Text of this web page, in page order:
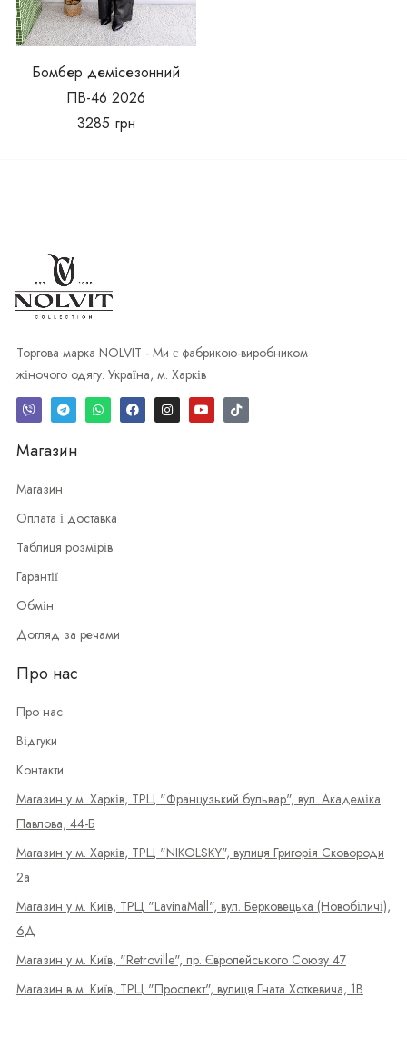
Бомбер демісезонний
ПВ-46 2026
3285 грн
Торгова марка NOLVIT - Ми є фабрикою-виробником
жіночого одягу. Україна, м. Харків
Магазин
Магазин
Оплата і доставка
Таблиця розмірів
Гарантії
Обмін
Догляд за речами
Про нас
Про нас
Відгуки
Контакти
Магазин у м. Харків, ТРЦ "Французький бульвар", вул. Академіка
Павлова, 44-Б
Магазин у м. Харків, ТРЦ "NIKOLSKY", вулиця Григорія Сковороди
2а
Магазин у м. Київ, ТРЦ "LavinaMall", вул. Берковецька (Новобіличі),
6Д
Магазин у м. Київ, "Retroville", пр. Європейського Союзу 47
Магазин в м. Київ, ТРЦ "Проспект", вулиця Гната Хоткевича, 1В